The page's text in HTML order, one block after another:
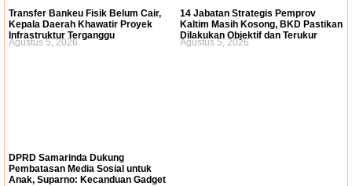
Transfer Bankeu Fisik Belum Cair,
Kepala Daerah Khawatir Proyek
Infrastruktur Terganggu
Agustus 5, 2026
14 Jabatan Strategis Pemprov
Kaltim Masih Kosong, BKD Pastikan
Dilakukan Objektif dan Terukur
Agustus 5, 2026
DPRD Samarinda Dukung
Pembatasan Media Sosial untuk
Anak, Suparno: Kecanduan Gadget